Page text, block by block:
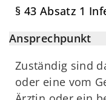
§ 43 Absatz 1
Ansprechpunkt
Zuständig sind
oder eine vom